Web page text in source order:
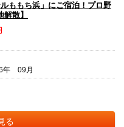
ももち浜」にご宿泊！プロ野
散】
年 09月
る